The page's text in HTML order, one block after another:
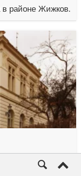
в районе Жижков.